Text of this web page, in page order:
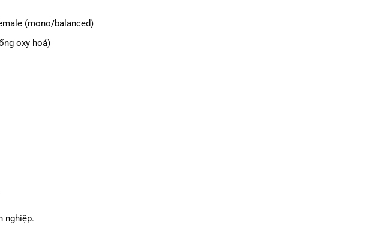
(mono/balanced)
oxy hoá)
nghiệp.